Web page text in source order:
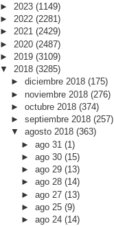
► 2023 (1149)
► 2022 (2281)
► 2021 (2429)
► 2020 (2487)
► 2019 (3109)
▼ 2018 (3285)
► diciembre 2018 (175)
► noviembre 2018 (276)
► octubre 2018 (374)
► septiembre 2018 (257)
▼ agosto 2018 (363)
►ago 31(1)
►ago 30(15)
►ago 29(13)
►ago 28(14)
►ago 27(13)
►ago 25(9)
►ago 24(14)